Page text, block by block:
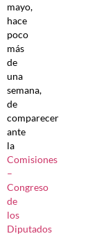
mayo,
hace
poco
más
de
una
semana,
de
comparecer
ante
la
Comisiones
–
Congreso
de
los
Diputados